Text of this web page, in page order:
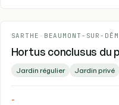
SARTHE - BEAUMONT-SUR-
Hortus conclusus du
Jardin régulier Jardin privé
-